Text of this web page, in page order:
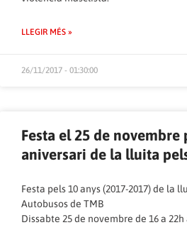
LLEGIR MÉS »
26/11/2017 - 01:30:00
Festa el 25 de novembre
aniversari de la lluita
Festa pels 10 anys (2017-2017) de la
Autobusos de TMB
Dissabte 25 de novembre de 16 a